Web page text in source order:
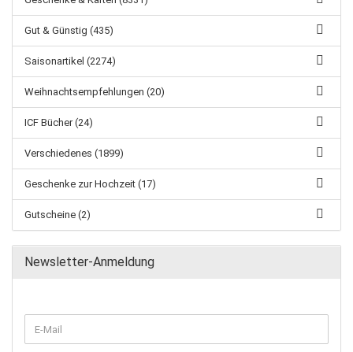
Gut & Günstig (435)
Saisonartikel (2274)
Weihnachtsempfehlungen (20)
ICF Bücher (24)
Verschiedenes (1899)
Geschenke zur Hochzeit (17)
Gutscheine (2)
Newsletter-Anmeldung